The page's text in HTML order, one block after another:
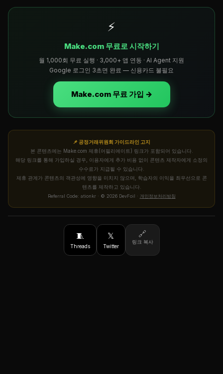
⚡
Make.com 무료로 시작하기
월 1,000회 무료 실행 · 3,000+ 앱 연동 · AI Agent 지원
Google 로그인 3초면 완료 — 신용카드 불필요
Make.com 무료 가입 →
📌 공정거래위원회 가이드라인 고지
본 콘텐츠에는 Make.com 제휴(어필리에이트) 링크가 포함되어 있습니다.
해당 링크를 통해 가입하실 경우, 이용자에게 추가 비용 없이 콘텐츠 제작자에게 소정의
수수료가 지급될 수 있습니다.
제휴 관계가 콘텐츠의 객관성에 영향을 미치지 않으며, 학습자의 이익을 최우선으로 콘
텐츠를 제작하고 있습니다.
Referral Code: ationkr · © 2026 DevFoil · 개인정보처리방침
🧵
Threads
𝕏
Twitter
🔗
링크 복사